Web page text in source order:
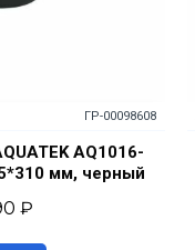
ГР-00098608
AQ1016-
мм, черный
₽